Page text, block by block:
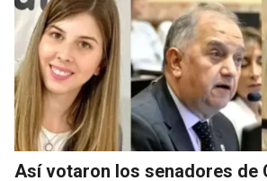
Así votaron los senadores de